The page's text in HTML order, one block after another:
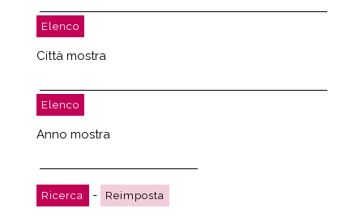
Città mostra
Anno mostra
-